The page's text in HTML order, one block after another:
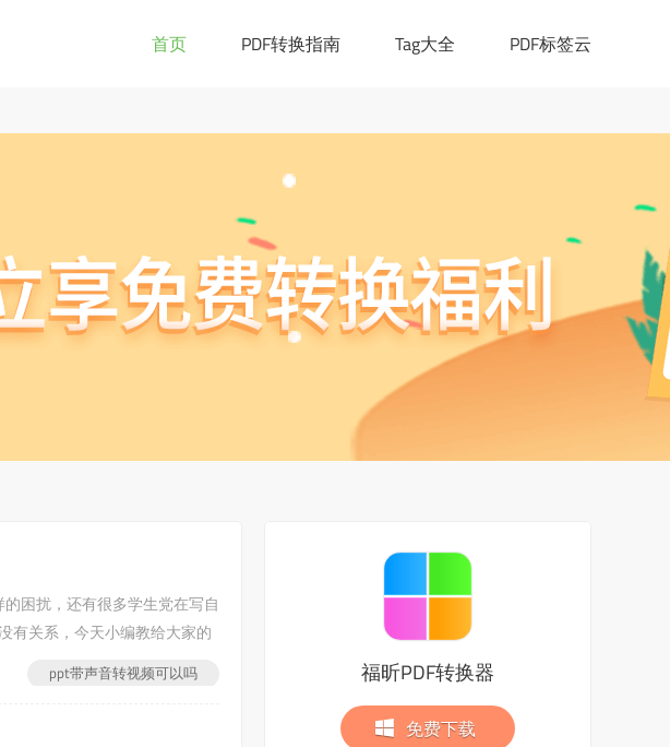
window.location.href="https://ask.pdf365.cn/converter/"; }
首页 PDF转换指南 Tag大全 PDF标签云
困扰，还有很多学生党在写自
有关系，今天小编教给大家的
ppt带声音转视频可以吗 福昕PDF转换器
免费下载